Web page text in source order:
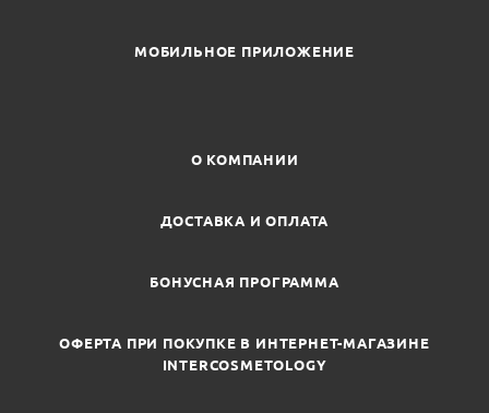
МОБИЛЬНОЕ ПРИЛОЖЕНИЕ
О КОМПАНИИ
ДОСТАВКА И ОПЛАТА
БОНУСНАЯ ПРОГРАММА
ОФЕРТА ПРИ ПОКУПКЕ В ИНТЕРНЕТ-МАГАЗИНЕ
INTERCOSMETOLOGY